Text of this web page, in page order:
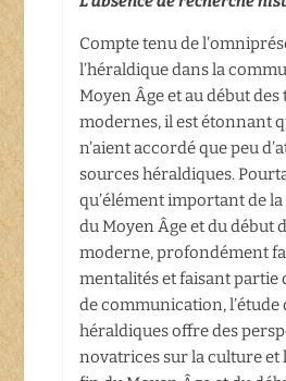
Compte tenu de
l’héraldique dans la
Moyen Âge et au début des
modernes, il est étonnant
n’aient accordé que peu
sources héraldiques.
qu’élément important de
du Moyen Âge et du début
moderne, profondément
mentalités et faisant partie
de communication, l’étude
héraldiques offre des
novatrices sur la culture et